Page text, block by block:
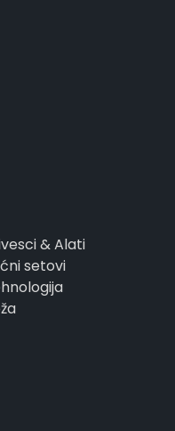
& Alati
setovi